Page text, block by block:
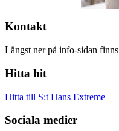
Kontakt
Längst ner på info-sidan finns
Hitta hit
Hitta till S:t Hans Extreme
Sociala medier